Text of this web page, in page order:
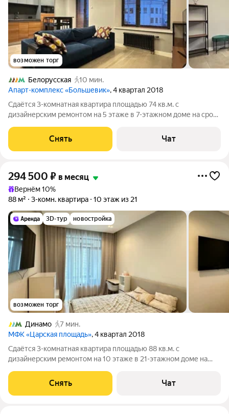
возможен торг
Белорусская
10 мин.
Апарт-комплекс «Большевик», 4 квартал 2018
Сдаётся 3-комнатная квартира площадью 74 кв.м. с
дизайнерским ремонтом на 5 этаже в 7-этажном доме на срок
Холодильник Посудомоечная машина Кондиционер
Микроволновка Пылесос Дом -
Снять Чат
294 500 ₽ в месяц
Вернём 10%
88 м²
3-комн. квартира 10 этаж из 21
3D-тур новостройка
возможен торг
Динамо
7 мин.
МФК «Царская площадь», 4 квартал 2018
Сдаётся 3-комнатная квартира площадью 88 кв.м. с
дизайнерским ремонтом на 10 этаже в 21-этажном доме на
Стиральная машина Холодильник Посудомоечная машина
Снять Чат